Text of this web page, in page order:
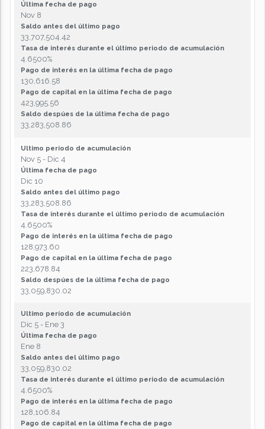
Última fecha de pago
Nov 8
Saldo antes del último pago
33,707,504.42
Tasa de interés durante el último periodo de acumulación
4.6500%
Pago de interés en la última fecha de pago
130,616.58
Pago de capital en la última fecha de pago
423,995.56
Saldo despúes de la última fecha de pago
33,283,508.86
Ultimo período de acumulación
Nov 5 - Dic 4
Última fecha de pago
Dic 10
Saldo antes del último pago
33,283,508.86
Tasa de interés durante el último periodo de acumulación
4.6500%
Pago de interés en la última fecha de pago
128,973.60
Pago de capital en la última fecha de pago
223,678.84
Saldo despúes de la última fecha de pago
33,059,830.02
Ultimo período de acumulación
Dic 5 - Ene 3
Última fecha de pago
Ene 8
Saldo antes del último pago
33,059,830.02
Tasa de interés durante el último periodo de acumulación
4.6500%
Pago de interés en la última fecha de pago
128,106.84
Pago de capital en la última fecha de pago